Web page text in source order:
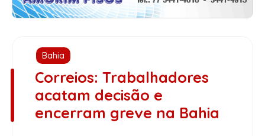
Bahia
Correios: Trabalhadores
acatam decisão e
encerram greve na Bahia